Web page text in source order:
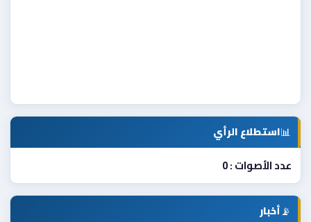
📊استطلاع الرأي
عدد الأصوات : 0
📡أخبار